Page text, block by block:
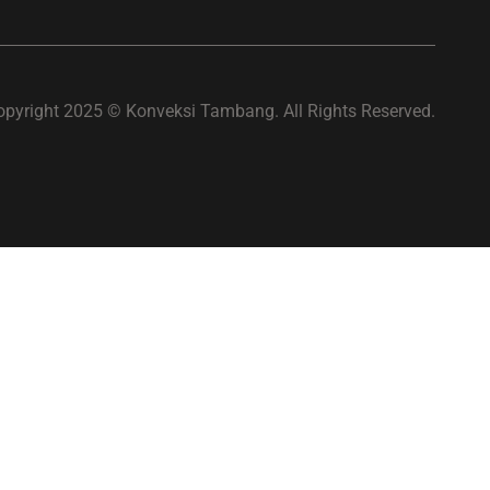
2025 © Konveksi Tambang. All Rights Reserved.